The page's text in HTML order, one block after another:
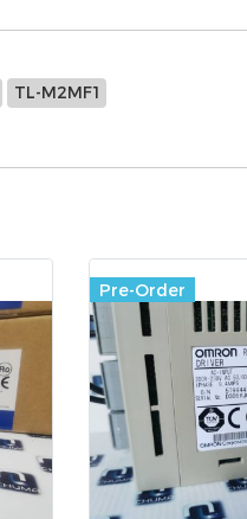
TL-M2MF1
Pre-Order